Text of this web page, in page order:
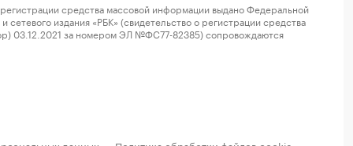
средства массовой информации выдано Федеральной
издания «РБК» (свидетельство о регистрации средства
03.12.2021 за номером ЭЛ №ФС77-82385) сопровождаются